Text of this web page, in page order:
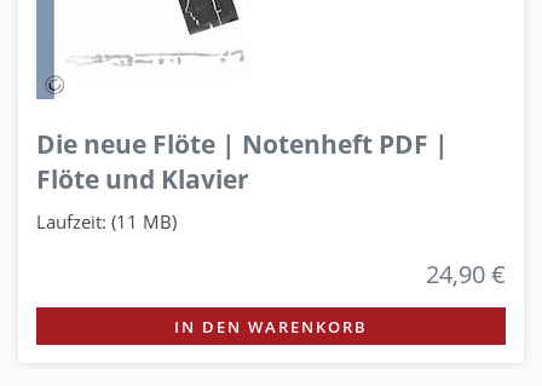
Die neue Flöte | Notenheft PDF |
Flöte und Klavier
Laufzeit: (11 MB)
24,90 €
IN DEN WARENKORB